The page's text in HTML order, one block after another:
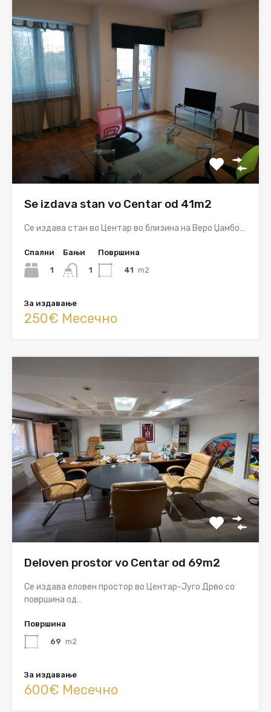
Se izdava stan vo Centar od 41m2
Се издава стан во Центар во близина на Веро Џамбо…
Спални
1
Бањи
1
Површина
41 m2
За издавање
250€ Месечно
Deloven prostor vo Centar od 69m2
Се издава еловен простор во Центар-Југо Дрво со
површина од…
Површина
69 m2
За издавање
600€ Месечно